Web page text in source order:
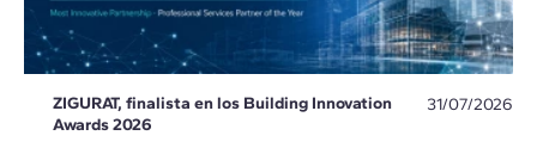
ZIGURAT, finalista en los Building Innovation
Awards 2026
31/07/2026